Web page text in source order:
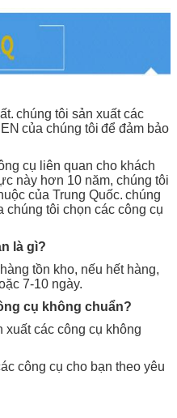
chúng tôi sản xuất các
của chúng tôi để đảm bảo
cụ liên quan cho khách
này hơn 10 năm, chúng tôi
của Trung Quốc. chúng
tôi chọn các công cụ
là gì?
tồn kho, nếu hết hàng,
7-10 ngày.
cụ không chuẩn?
xuất các công cụ không
công cụ cho bạn theo yêu